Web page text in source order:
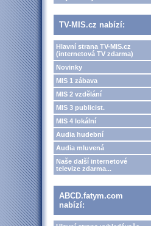
TV-MIS.cz nabízí:
Hlavní strana TV-MIS.cz
(internetová TV zdarma)
Novinky
MIS 1 zábava
MIS 2 vzdělání
MIS 3 publicist.
MIS 4 lokální
Audia hudební
Audia mluvená
Naše další internetové
televize zdarma...
ABCD.fatym.com
nabízí: